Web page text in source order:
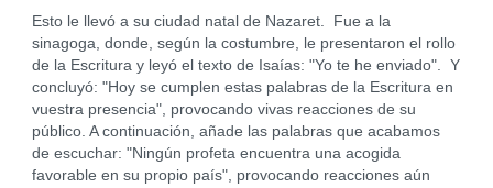
Esto le llevó a su ciudad natal de Nazaret. Fue a la
sinagoga, donde, según la costumbre, le presentaron el rollo
de la Escritura y leyó el texto de Isaías: "Yo te he enviado". Y
concluyó: "Hoy se cumplen estas palabras de la Escritura en
vuestra presencia", provocando vivas reacciones de su
público. A continuación, añade las palabras que acabamos
de escuchar: "Ningún profeta encuentra una acogida
favorable en su propio país", provocando reacciones aún